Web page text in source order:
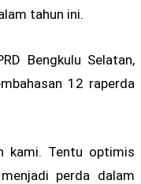
tahun ini.
Bengkulu Selatan,
12 raperda
kami. Tentu optimis
perda dalam